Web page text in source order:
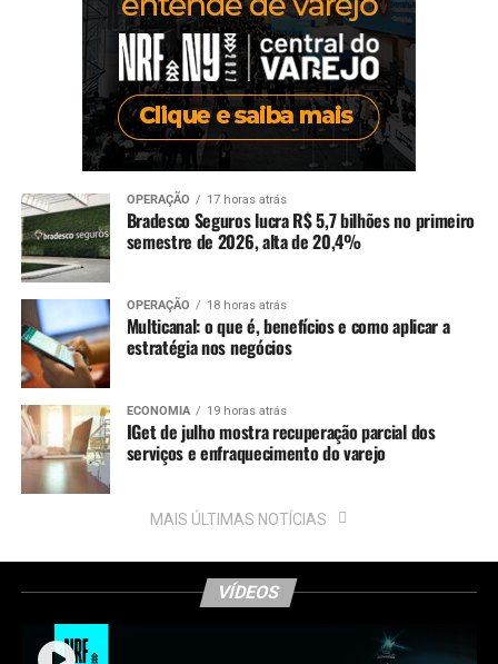
OPERAÇÃO 17 horas atrás
Bradesco Seguros lucra R$ 5,7 bilhões no primeiro
semestre de 2026, alta de 20,4%
OPERAÇÃO 18 horas atrás
Multicanal: o que é, benefícios e como aplicar a
estratégia nos negócios
ECONOMIA 19 horas atrás
IGet de julho mostra recuperação parcial dos
serviços e enfraquecimento do varejo
MAIS ÚLTIMAS NOTÍCIAS
VÍDEOS